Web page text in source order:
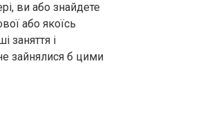
ви або знайдете
або якоїсь
заняття і
зайнялися б цими